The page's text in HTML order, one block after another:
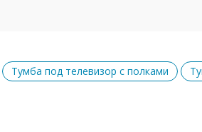
Тумба под телевизор с полками